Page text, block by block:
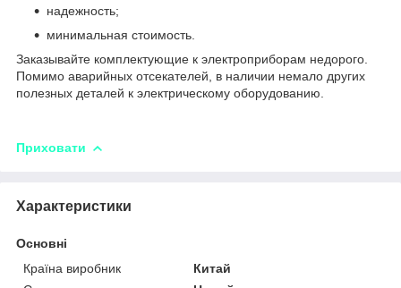
надежность;
минимальная стоимость.
Заказывайте комплектующие к электроприборам недорого.
Помимо аварийных отсекателей, в наличии немало других
полезных деталей к электрическому оборудованию.
Приховати
Характеристики
Основні
Країна виробник
Китай